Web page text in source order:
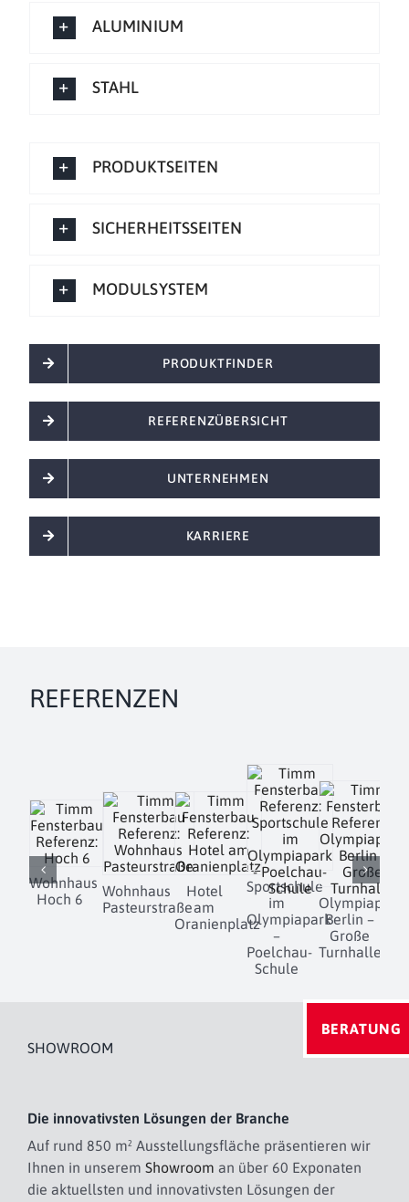
ALUMINIUM
STAHL
PRODUKTSEITEN
SICHERHEITSSEITEN
MODULSYSTEM
PRODUKTFINDER
REFERENZÜBERSICHT
UNTERNEHMEN
KARRIERE
REFERENZEN
Wohnhaus
Hoch 6
Wohnhaus
Pasteurstraße
Hotel
am
Oranienplatz
Sportschule
im
Olympiapark
–
Poelchau-
Schule
Olympiapark
Berlin –
Große
Turnhalle
SHOWROOM
Die innovativsten Lösungen der Branche
Auf rund 850 m² Ausstellungsfläche präsentieren wir
Ihnen in unserem Showroom an über 60 Exponaten
die aktuellsten und innovativsten Lösungen der
BERATUNG